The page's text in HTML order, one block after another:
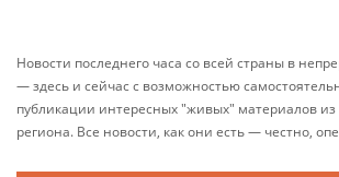
Новости последнего часа со всей страны в
— здесь и сейчас с возможностью
публикации интересных "живых" материалов из
региона. Все новости, как они есть — честно,